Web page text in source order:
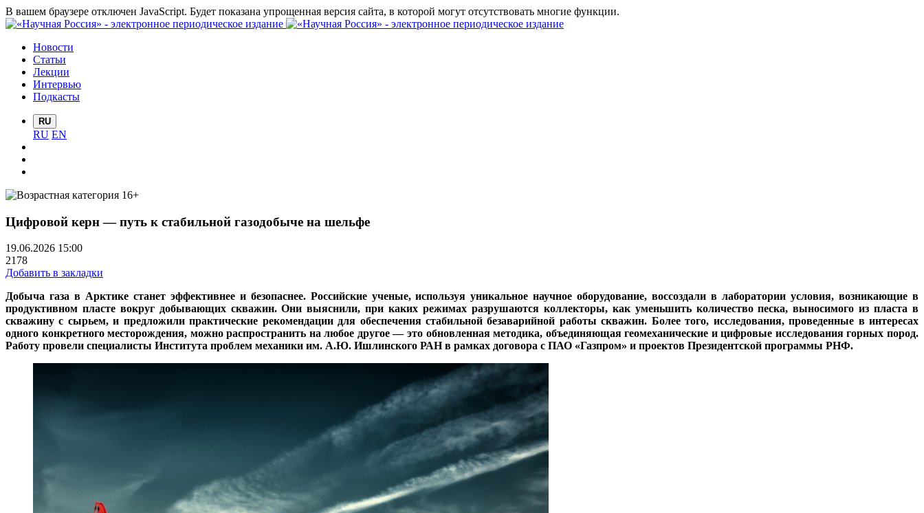
В вашем браузере отключен JavaScript. Будет показана упрощенная версия сайта, в которой могут отсутствовать многие функции.
Новости
Статьи
Лекции
Интервью
Подкасты
RU
RU EN
Цифровой керн ― путь к стабильной газодобыче на шельфе
19.06.2026 15:00
2178
Добавить в закладки
Добыча газа в Арктике станет эффективнее и безопаснее. Российские ученые, используя уникальное научное оборудование, воссоздали в лаборатории условия, возникающие в
продуктивном пласте вокруг добывающих скважин. Они выяснили, при каких режимах разрушаются коллекторы, как уменьшить количество песка, выносимого из пласта в
скважину с сырьем, и предложили практические рекомендации для обеспечения стабильной безаварийной работы скважин. Более того, исследования, проведенные в интересах
одного конкретного месторождения, можно распространить на любое другое ― это обновленная методика, объединяющая геомеханические и цифровые исследования горных пород.
Работу провели специалисты Института проблем механики им. А.Ю. Ишлинского РАН в рамках договора с ПАО «Газпром» и проектов Президентской программы РНФ.